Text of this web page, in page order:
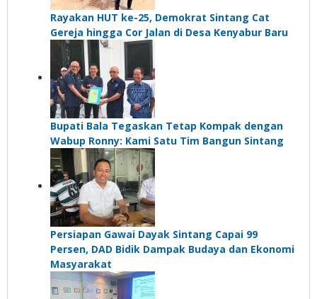
Rayakan HUT ke-25, Demokrat Sintang Cat
Gereja hingga Cor Jalan di Desa Kenyabur Baru
Bupati Bala Tegaskan Tetap Kompak dengan
Wabup Ronny: Kami Satu Tim Bangun Sintang
Persiapan Gawai Dayak Sintang Capai 99
Persen, DAD Bidik Dampak Budaya dan Ekonomi
Masyarakat